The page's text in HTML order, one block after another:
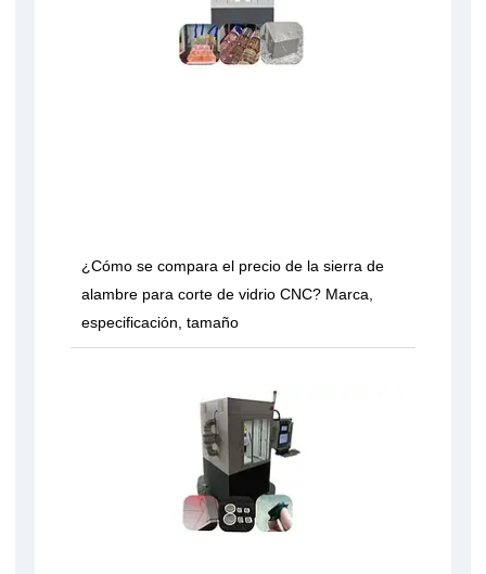
¿Cómo se compara el precio de la sierra de
alambre para corte de vidrio CNC? Marca,
especificación, tamaño